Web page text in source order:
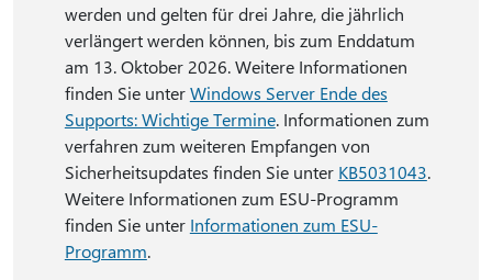
werden und gelten für drei Jahre, die jährlich
verlängert werden können, bis zum Enddatum
am 13. Oktober 2026. Weitere Informationen
finden Sie unterWindows Server Ende des
Supports: Wichtige Termine. Informationen zum
verfahren zum weiteren Empfangen von
Sicherheitsupdates finden Sie unter KB5031043.
Weitere Informationen zum ESU-Programm
finden Sie unter Informationen zum ESU-
Programm.